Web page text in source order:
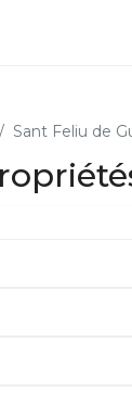
Sant Feliu de